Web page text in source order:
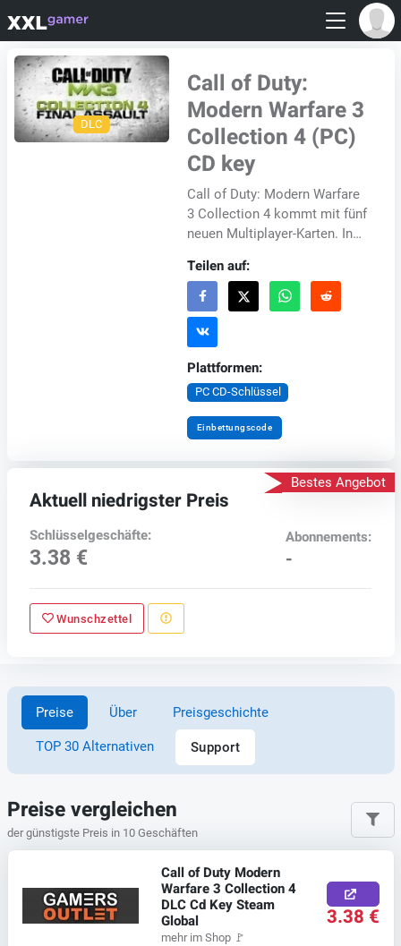
DLC
Call of Duty:
Modern Warfare 3
Collection 4 (PC)
CD key
Call of Duty: Modern Warfare
3 Collection 4 kommt mit fünf
neuen Multiplayer-Karten. In
vergessenen Bergbau...
Teilen auf:
Plattformen:
PC CD-Schlüssel
Einbettungscode
Bestes Angebot
Aktuell niedrigster Preis
Schlüsselgeschäfte:
3.38 €
Abonnements:
-
Wunschzettel
Preise Über Preisgeschichte
TOP 30 Alternativen Support
Preise vergleichen
der günstigste Preis in 10 Geschäften
Call of Duty Modern
Warfare 3 Collection 4
DLC Cd Key Steam
Global
mehr im Shop 🚩
3.38 €